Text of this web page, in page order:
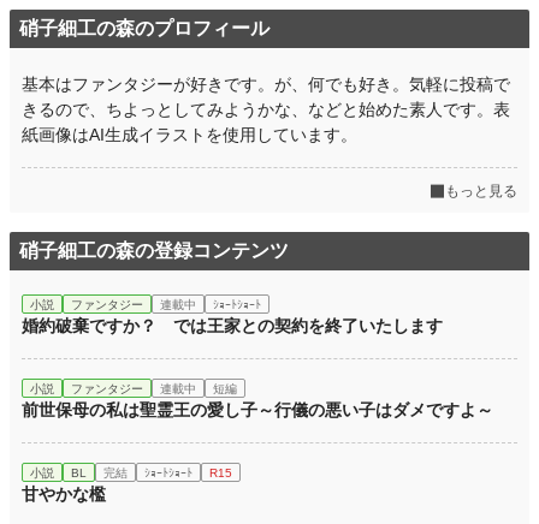
硝子細工の森のプロフィール
基本はファンタジーが好きです。が、何でも好き。気軽に投稿で
きるので、ちよっとしてみようかな、などと始めた素人です。表
紙画像はAI生成イラストを使用しています。
もっと見る
硝子細工の森の登録コンテンツ
小説 ファンタジー 連載中 ｼｮｰﾄｼｮｰﾄ
婚約破棄ですか？ では王家との契約を終了いたします
小説 ファンタジー 連載中 短編
前世保母の私は聖霊王の愛し子～行儀の悪い子はダメですよ～
小説 BL 完結 ｼｮｰﾄｼｮｰﾄ R15
甘やかな檻